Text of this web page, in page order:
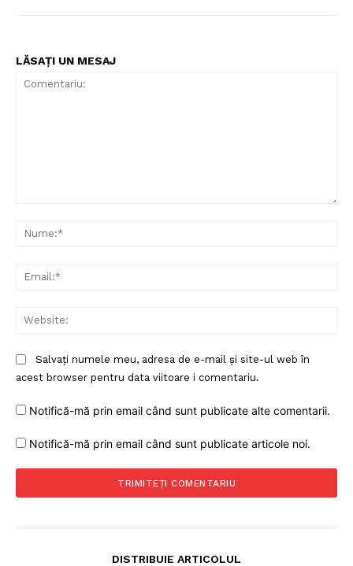
LĂSAȚI UN MESAJ
Salvați numele meu, adresa de e-mail și site-ul web în
acest browser pentru data viitoare i comentariu.
Notifică-mă prin email când sunt publicate alte comentarii.
Notifică-mă prin email când sunt publicate articole noi.
DISTRIBUIE ARTICOLUL